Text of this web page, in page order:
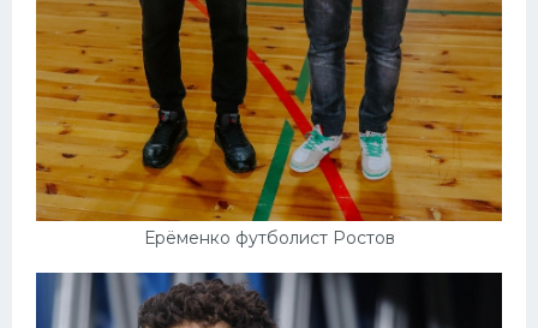
Ерёменко футболист Ростов